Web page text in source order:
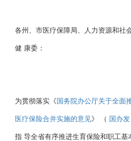
各州、市医疗保障局、人力资源和社
健 康委：
为贯彻落实《国务院办公厅关于全面
医疗保险合并实施的意见》 （ 国办
指 导全省有序推进生育保险和职工基